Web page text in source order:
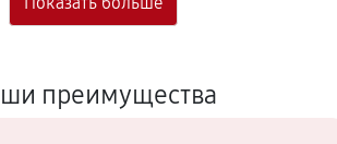
преимущества